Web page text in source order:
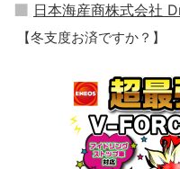
日本海産商株式会社
【冬支度お済ですか？】